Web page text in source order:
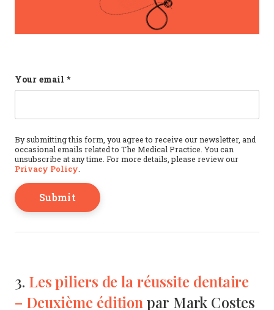
Facebook
Your email *
By submitting this form, you agree to receive our newsletter, and
occasional emails related to The Medical Practice. You can
unsubscribe at any time. For more details, please review our
Privacy Policy.
3. Les piliers de la réussite dentaire
– Deuxième éditionpar Mark Costes